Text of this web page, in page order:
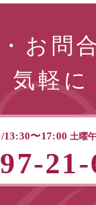
お問
気軽に
13:30〜17:00 土曜
21-